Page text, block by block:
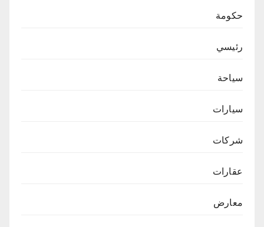
حكومة
رئيسي
سياحة
سيارات
شركات
عقارات
معارض